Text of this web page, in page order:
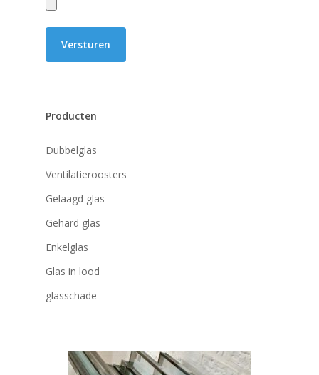
Producten
Dubbelglas
Ventilatieroosters
Gelaagd glas
Gehard glas
Enkelglas
Glas in lood
glasschade